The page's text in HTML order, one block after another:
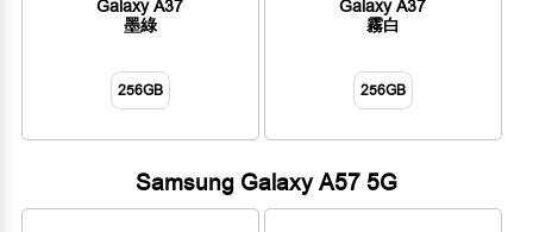
Galaxy A37
墨綠
256GB
Galaxy A37
霧白
256GB
Samsung Galaxy A57 5G